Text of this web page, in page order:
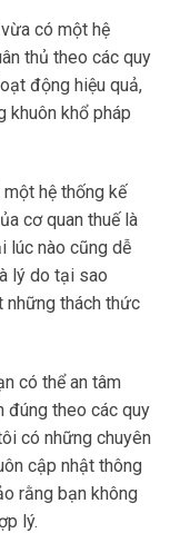
có một hệ
thủ theo các quy
động hiệu quả,
khuôn khổ pháp
hệ thống kế
cơ quan thuế là
lúc nào cũng dễ
lý do tại sao
thách thức
có thể an tâm
đúng theo các quy
có những chuyên
cập nhật thông
rằng bạn không
lý.